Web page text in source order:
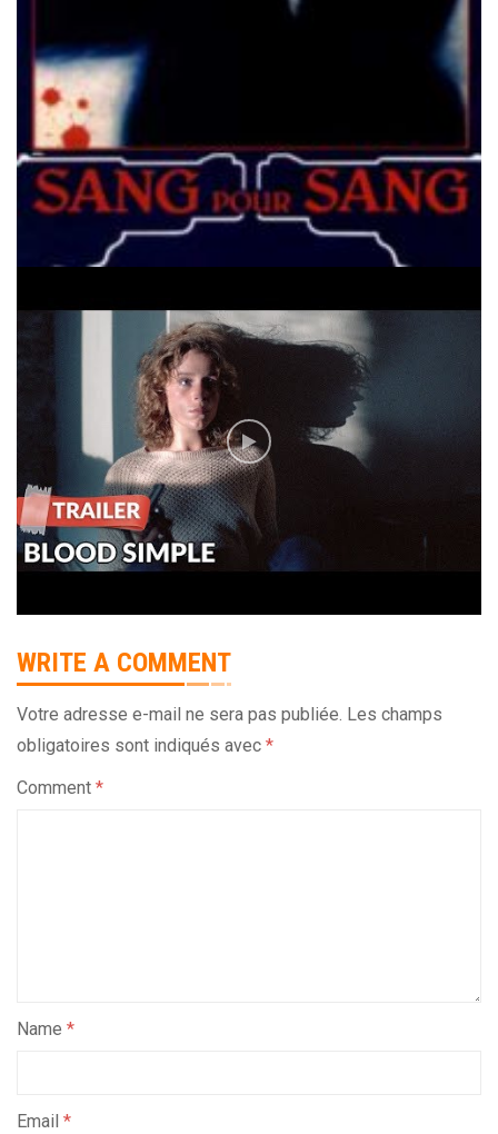
WRITE A COMMENT
Votre adresse e-mail ne sera pas publiée. Les champs
obligatoires sont indiqués avec *
Comment *
Name *
Email *